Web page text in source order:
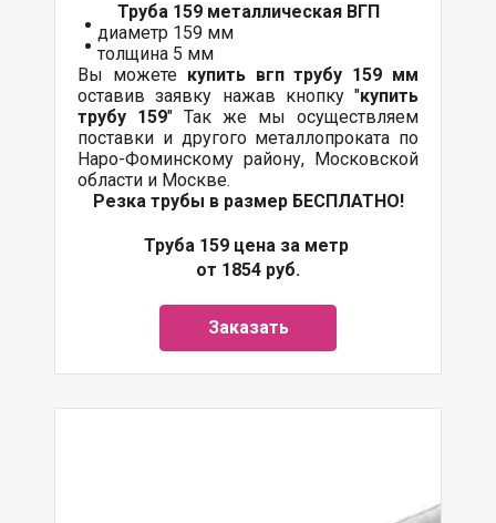
Труба 159 металлическая ВГП
диаметр 159 мм
толщина 5 мм
Вы можете купить вгп трубу 159 мм
оставив заявку нажав кнопку "купить
трубу 159" Так же мы осуществляем
поставки и другого металлопроката по
Наро-Фоминскому району, Московской
области и Москве.
Резка трубы в размер БЕСПЛАТНО!
Труба 159 цена за метр
от 1854 руб.
Заказать